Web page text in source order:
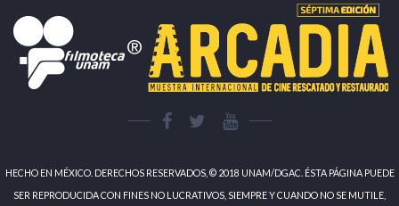
HECHO EN MÉXICO. DERECHOS RESERVADOS, © 2018 UNAM/DGAC. ÉSTA PÁGINA PUEDE
SER REPRODUCIDA CON FINES NO LUCRATIVOS, SIEMPRE Y CUANDO NO SE MUTILE,